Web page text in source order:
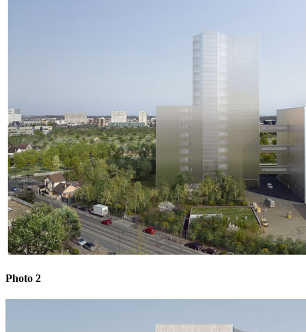
Photo 2